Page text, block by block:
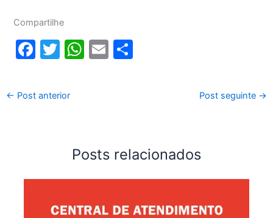
Compartilhe
F
c
e
k
T
itt
er
W
p
p
E
← Post anterior Post seguinte →
Posts relacionados